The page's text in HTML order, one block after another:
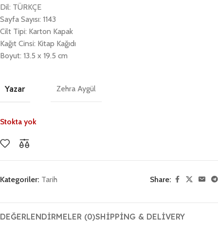
Dil: TÜRKÇE
Sayfa Sayısı: 1143
Cilt Tipi: Karton Kapak
Kağıt Cinsi: Kitap Kağıdı
Boyut: 13.5 x 19.5 cm
Yazar Zehra Aygül
Stokta yok
Kategoriler: Tarih Share:
DEĞERLENDIRMELER (0)SHIPPING & DELIVERY